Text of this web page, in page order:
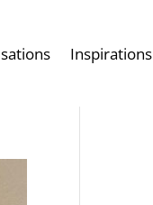
Inspirations